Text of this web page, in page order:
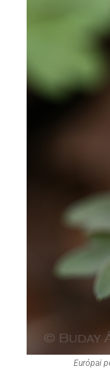
Európai